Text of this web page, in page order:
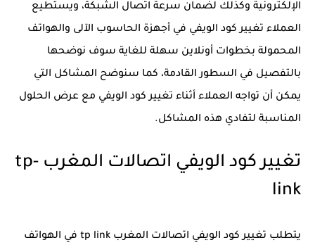
الإلكترونية وكذلك لضمان سرعة اتصال الشبكة، ويستطيع
العملاء تغيير كود الويفي في أجهزة الحاسوب الآلى والهواتف
المحمولة بخطوات أونلاين سهلة للغاية سوف نوضحها
بالتفصيل في السطور القادمة، كما سنوضح المشاكل التي
يمكن أن تواجه العملاء أثناء تغيير كود الويفي مع عرض الحلول
المناسبة لتفادي هذه المشاكل.
تغيير كود الويفي اتصالات المغرب tp-
link
يتطلب تغيير كود الويفي اتصالات المغرب tp link في الهواتف